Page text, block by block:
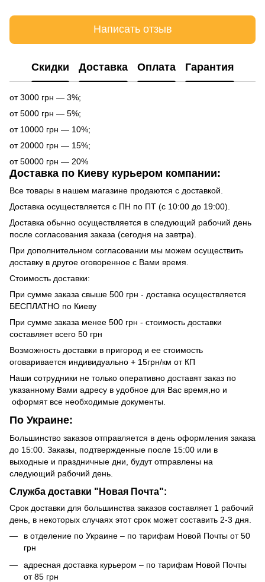
Написать отзыв
Cкидки Доставка Оплата Гарантия
от 3000 грн — 3%;
от 5000 грн — 5%;
от 10000 грн — 10%;
от 20000 грн — 15%;
от 50000 грн — 20%
Доставка по Киеву курьером компании:
Все товары в нашем магазине продаются с доставкой.
Доставка осуществляется с ПН по ПТ (с 10:00 до 19:00).
Доставка обычно осуществляется в следующий рабочий день
после согласования заказа (сегодня на завтра).
При дополнительном согласовании мы можем осуществить
доставку в другое оговоренное с Вами время.
Стоимость доставки:
При сумме заказа свыше 500 грн - доставка осуществляется
БЕСПЛАТНО по Киеву
При сумме заказа менее 500 грн - стоимость доставки
составляет всего 50 грн
Возможность доставки в пригород и ее стоимость
оговаривается индивидуально + 15грн/км от КП
Наши сотрудники не только оперативно доставят заказ по
указанному Вами адресу в удобное для Вас время,но и
оформят все необходимые документы.
По Украине:
Большинство заказов отправляется в день оформления заказа
до 15:00. Заказы, подтвержденные после 15:00 или в
выходные и праздничные дни, будут отправлены на
следующий рабочий день.
Служба доставки "Новая Почта":
Срок доставки для большинства заказов составляет 1 рабочий
день, в некоторых случаях этот срок может составить 2-3 дня.
в отделение по Украине – по тарифам Новой Почты от 50
грн
адресная доставка курьером – по тарифам Новой Почты
от 85 грн